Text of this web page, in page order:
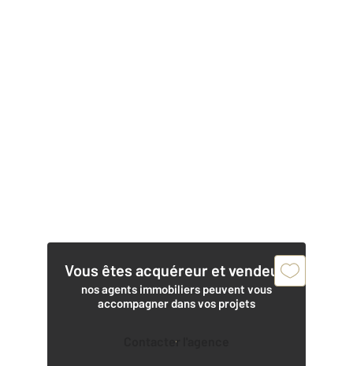
Vous êtes acquéreur et vendeur,
nos agents immobiliers peuvent vous
accompagner dans vos projets
Contacter l'agence